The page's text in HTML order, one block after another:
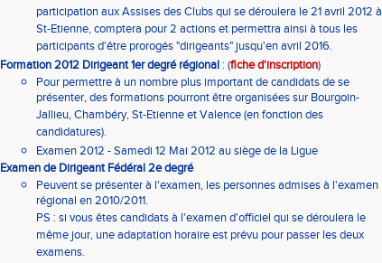
participation aux Assises des Clubs qui se déroulera le 21 avril 2012 à
St-Etienne, comptera pour 2 actions et permettra ainsi à tous les
participants d'être prorogés "dirigeants" jusqu'en avril 2016.
Formation 2012 Dirigeant 1er degré régional : (fiche d'inscription)
Pour permettre à un nombre plus important de candidats de se
présenter, des formations pourront être organisées sur Bourgoin-
Jallieu, Chambéry, St-Etienne et Valence (en fonction des
candidatures).
Examen 2012 - Samedi 12 Mai 2012 au siège de la Ligue
Examen de Dirigeant Fédéral 2e degré
Peuvent se présenter à l'examen, les personnes admises à l'examen
régional en 2010/2011.
PS : si vous êtes candidats à l'examen d'officiel qui se déroulera le
même jour, une adaptation horaire est prévu pour passer les deux
examens.